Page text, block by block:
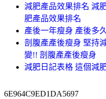
減肥產品效果排名 減
肥產品效果排名
產後一年瘦身 產後多
剖腹產產後瘦身 堅持
變!! 剖腹產產後瘦身
減肥日記表格 這個減
6E964C9ED1DA5697